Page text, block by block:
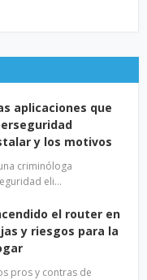
aplicaciones que
y los motivos
criminóloga
eli…
el router en
y riesgos para la
pros y contras de